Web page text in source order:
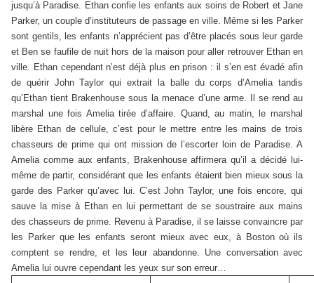
jusqu’à Paradise. Ethan confie les enfants aux soins de Robert et Jane
Parker, un couple d’instituteurs de passage en ville. Même si les Parker
sont gentils, les enfants n’apprécient pas d’être placés sous leur garde
et Ben se faufile de nuit hors de la maison pour aller retrouver Ethan en
ville. Ethan cependant n’est déjà plus en prison : il s’en est évadé afin
de quérir John Taylor qui extrait la balle du corps d’Amelia tandis
qu’Ethan tient Brakenhouse sous la menace d’une arme. Il se rend au
marshal une fois Amelia tirée d’affaire. Quand, au matin, le marshal
libère Ethan de cellule, c’est pour le mettre entre les mains de trois
chasseurs de prime qui ont mission de l’escorter loin de Paradise. A
Amelia comme aux enfants, Brakenhouse affirmera qu’il a décidé lui-
même de partir, considérant que les enfants étaient bien mieux sous la
garde des Parker qu’avec lui. C’est John Taylor, une fois encore, qui
sauve la mise à Ethan en lui permettant de se soustraire aux mains
des chasseurs de prime. Revenu à Paradise, il se laisse convaincre par
les Parker que les enfants seront mieux avec eux, à Boston où ils
comptent se rendre, et les leur abandonne. Une conversation avec
Amelia lui ouvre cependant les yeux sur son erreur…